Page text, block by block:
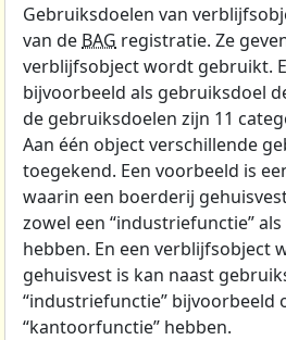
Gebruiksdoelen van
van de BAG registratie. Ze
verblijfsobject wordt gebruikt.
bijvoorbeeld als gebruiksdoel
de gebruiksdoelen zijn 11
Aan één object verschillende
toegekend. Een voorbeeld is
waarin een boerderij
zowel een “industriefunctie”
hebben. En een verblijfsobject
gehuisvest is kan naast
“industriefunctie” bijvoorbeeld
“kantoorfunctie” hebben.